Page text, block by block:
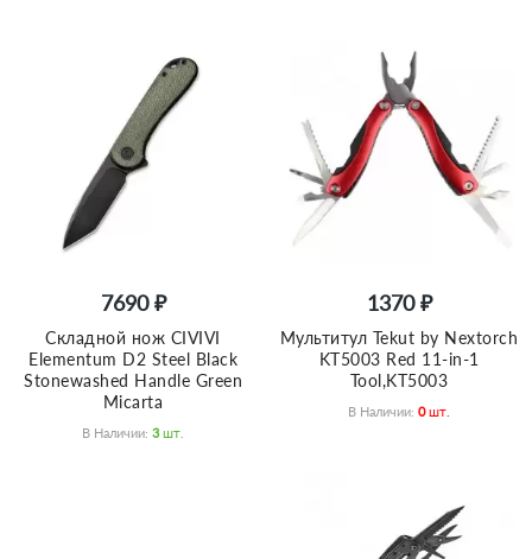
7690 ₽
Складной нож CIVIVI
Elementum D2 Steel Black
Stonewashed Handle Green
Micarta
В Наличии: 3 Шт.
1370 ₽
Мультитул Tekut by Nextorch
KT5003 Red 11-in-1
Tool,KT5003
В Наличии: 0 Шт.